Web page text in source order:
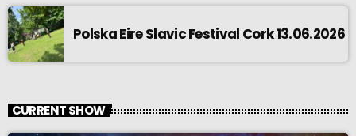
Polska Eire Slavic Festival Cork 13.06.2026
CURRENT SHOW